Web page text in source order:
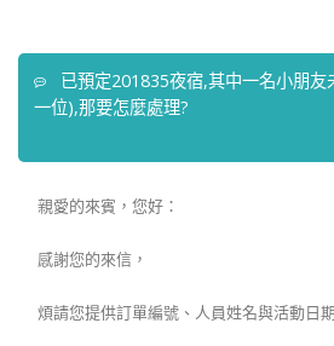
已預定201835夜宿,其中一名小朋友
一位),那要怎麼處理?
親愛的來賓，您好：
感謝您的來信，
煩請您提供訂單編號、人員姓名與活動日